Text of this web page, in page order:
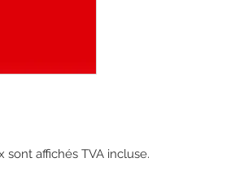
sont affichés TVA incluse.